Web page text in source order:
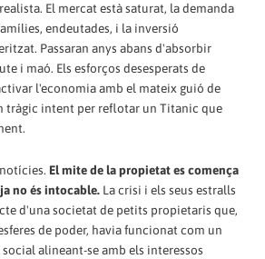
El mercat està saturat, la demanda
endeutades, i la inversió
Passaran anys abans d'absorbir
i maó. Els esforços desesperats de
l'economia amb el mateix guió de
tràgic intent per reflotar un Titanic que
El mite de la propietat es comença
no és intocable. La crisi i els seus estralls
d'una societat de petits propietaris que,
de poder, havia funcionat com un
alineant-se amb els interessos